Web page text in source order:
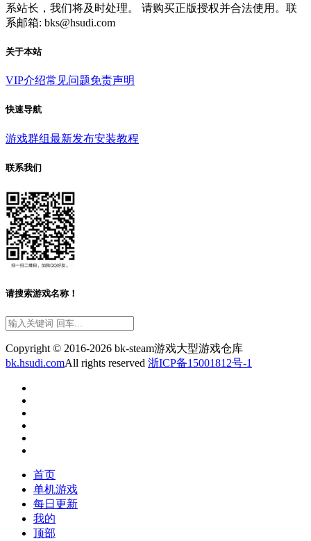
系站长，我们将及时处理。 请购买正版授权并合法使用。联
系邮箱: bks@hsudi.com
关于本站
VIP介绍常见问题免责声明
快速导航
游戏群组最新发布安装教程
联系我们
请搜索游戏名称！
Copyright © 2016-2026 bk-steam游戏大型游戏仓库
bk.hsudi.comAll rights reserved 浙ICP备15001812号-1
首页
单机游戏
每日更新
我的
顶部